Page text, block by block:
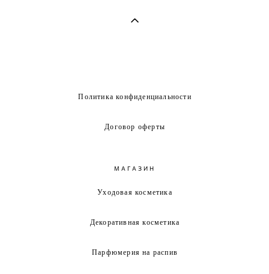
Политика конфиденциальности
Договор оферты
МАГАЗИН
Уходовая косметика
Декоративная косметика
Парфюмерия на распив